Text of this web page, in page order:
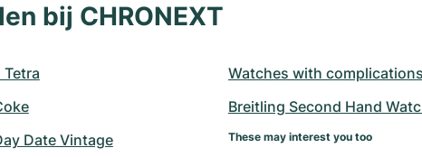
bij CHRONEXT
Tetra
Date Vintage
Watches with complications
Breitling Second Hand
These may interest you too